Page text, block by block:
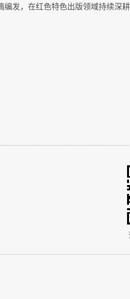
发，在红色特色出版领域持续深